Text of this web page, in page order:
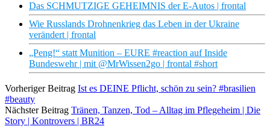
Das SCHMUTZIGE GEHEIMNIS der E-Autos | frontal
Wie Russlands Drohnenkrieg das Leben in der Ukraine
verändert | frontal
„Peng!“ statt Munition – EURE #reaction auf Inside
Bundeswehr | mit @MrWissen2go | frontal #short
Vorheriger Beitrag Ist es DEINE Pflicht, schön zu sein? #brasilien
#beauty
Nächster Beitrag Tränen, Tanzen, Tod – Alltag im Pflegeheim | Die
Story | Kontrovers | BR24